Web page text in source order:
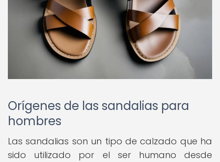
Orígenes de las sandalias para
hombres
Las sandalias son un tipo de calzado que ha
sido utilizado por el ser humano desde